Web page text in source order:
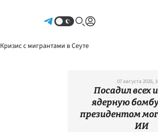
Кризис с мигрантами в Сеуте
07 августа 2026,
Посадил всех
ядерную
президентом
ИИ